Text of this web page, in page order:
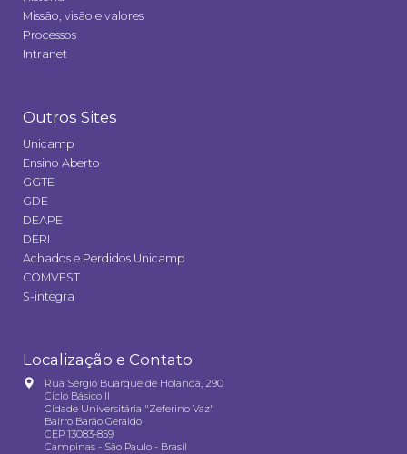
Missão, visão e valores
Processos
Intranet
Outros Sites
Unicamp
Ensino Aberto
GGTE
GDE
DEAPE
DERI
Achados e Perdidos Unicamp
COMVEST
S-integra
Localização e Contato
Rua Sérgio Buarque de Holanda, 290
Ciclo Básico II
Cidade Universitária "Zeferino Vaz"
Bairro Barão Geraldo
CEP 13083-859
Campinas - São Paulo - Brasil